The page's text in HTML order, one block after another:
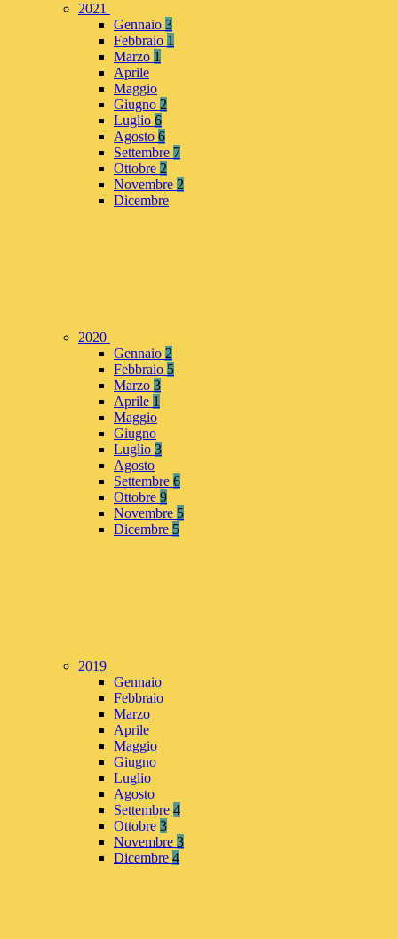
2021
Gennaio 3
Febbraio 1
Marzo 1
Aprile
Maggio
Giugno 2
Luglio 6
Agosto 6
Settembre 7
Ottobre 2
Novembre 2
Dicembre
2020
Gennaio 2
Febbraio 5
Marzo 3
Aprile 1
Maggio
Giugno
Luglio 3
Agosto
Settembre 6
Ottobre 9
Novembre 5
Dicembre 5
2019
Gennaio
Febbraio
Marzo
Aprile
Maggio
Giugno
Luglio
Agosto
Settembre 4
Ottobre 3
Novembre 3
Dicembre 4